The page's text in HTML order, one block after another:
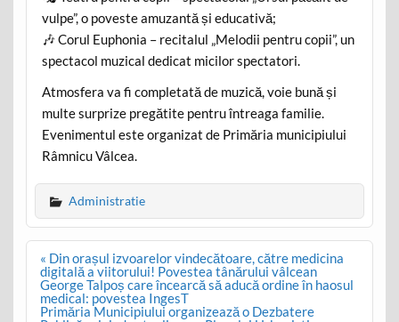
vulpe”, o poveste amuzantă și educativă;
🎶 Corul Euphonia – recitalul „Melodii pentru copii”, un
spectacol muzical dedicat micilor spectatori.
Atmosfera va fi completată de muzică, voie bună și
multe surprize pregătite pentru întreaga familie.
Evenimentul este organizat de Primăria municipiului
Râmnicu Vâlcea.
Administratie
Post
navigation
« Din orașul izvoarelor vindecătoare, către medicina
digitală a viitorului! Povestea tânărului vâlcean
George Talpoș care încearcă să aducă ordine în haosul
medical: povestea IngesT
Primăria Municipiului organizează o Dezbatere